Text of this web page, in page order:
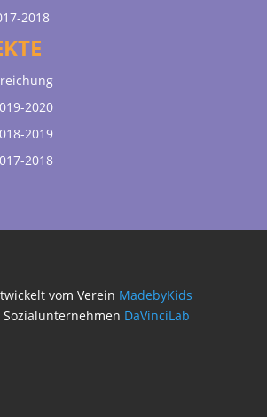
2018
2020
2019
2018
vom Verein MadebyKids
DaVinciLab